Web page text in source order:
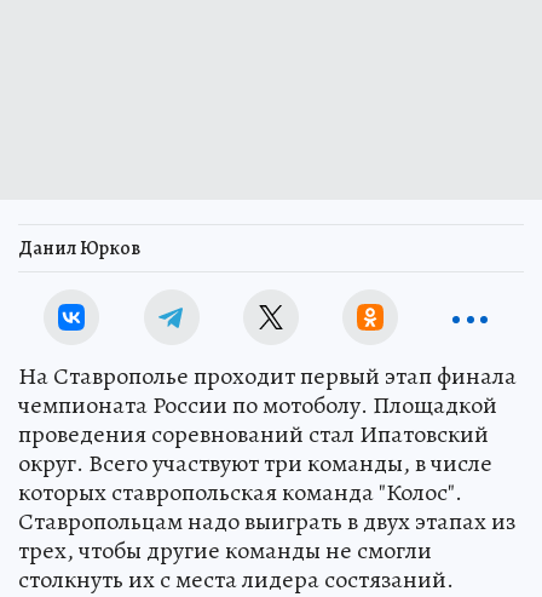
Данил Юрков
На Ставрополье проходит первый этап финала
чемпионата России по мотоболу. Площадкой
проведения соревнований стал Ипатовский
округ. Всего участвуют три команды, в числе
которых ставропольская команда "Колос".
Ставропольцам надо выиграть в двух этапах из
трех, чтобы другие команды не смогли
столкнуть их с места лидера состязаний.